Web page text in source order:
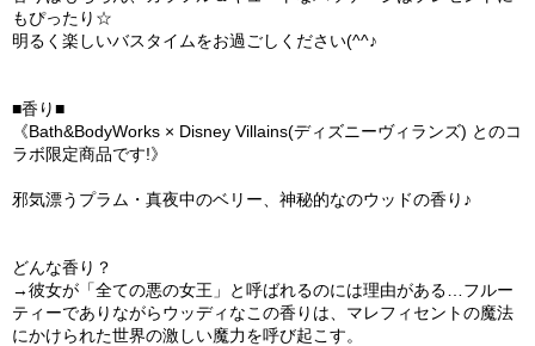
もぴったり☆
明るく楽しいバスタイムをお過ごしください(^^♪
■香り■
《Bath&BodyWorks × Disney Villains(ディズニーヴィランズ) とのコ
ラボ限定商品です!》
邪気漂うプラム・真夜中のベリー、神秘的なのウッドの香り♪
どんな香り？
→彼女が「全ての悪の女王」と呼ばれるのには理由がある…フルー
ティーでありながらウッディなこの香りは、マレフィセントの魔法
にかけられた世界の激しい魔力を呼び起こす。